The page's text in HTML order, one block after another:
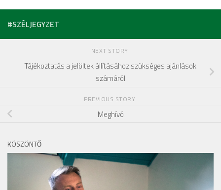
#SZÉLJEGYZET
NEXT STORY
Tájékoztatás a jelöltek állításához szükséges ajánlások
számáról
PREVIOUS STORY
Meghívó
KÖSZÖNTŐ